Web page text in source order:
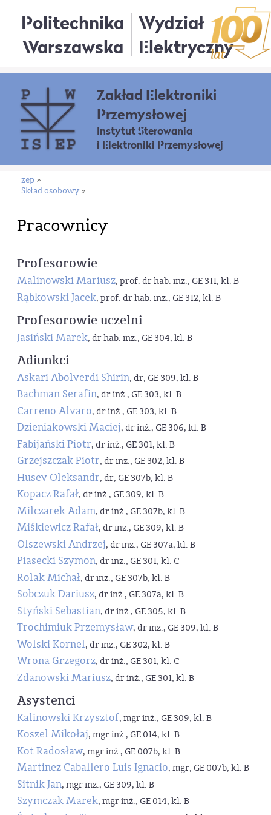
Politechnika
Warszawska
Wydział
Elektryczny
Zakład Elektroniki
Przemysłowej
Instytut Sterowania
i Elektroniki Przemysłowej
zep »
Skład osobowy »
Pracownicy
Profesorowie
Malinowski Mariusz, prof. dr hab. inż., GE 311, kl. B
Rąbkowski Jacek, prof. dr hab. inż., GE 312, kl. B
Profesorowie uczelni
Jasiński Marek, dr hab. inż., GE 304, kl. B
Adiunkci
Askari Abolverdi Shirin, dr, GE 309, kl. B
Bachman Serafin, dr inż., GE 303, kl. B
Carreno Alvaro, dr inż., GE 303, kl. B
Dzieniakowski Maciej, dr inż., GE 306, kl. B
Fabijański Piotr, dr inż., GE 301, kl. B
Grzejszczak Piotr, dr inż., GE 302, kl. B
Husev Oleksandr, dr, GE 307b, kl. B
Kopacz Rafał, dr inż., GE 309, kl. B
Milczarek Adam, dr inż., GE 307b, kl. B
Miśkiewicz Rafał, dr inż., GE 309, kl. B
Olszewski Andrzej, dr inż., GE 307a, kl. B
Piasecki Szymon, dr inż., GE 301, kl. C
Rolak Michał, dr inż., GE 307b, kl. B
Sobczuk Dariusz, dr inż., GE 307a, kl. B
Styński Sebastian, dr inż., GE 305, kl. B
Trochimiuk Przemysław, dr inż., GE 309, kl. B
Wolski Kornel, dr inż., GE 302, kl. B
Wrona Grzegorz, dr inż., GE 301, kl. C
Zdanowski Mariusz, dr inż., GE 301, kl. B
Asystenci
Kalinowski Krzysztof, mgr inż., GE 309, kl. B
Koszel Mikołaj, mgr inż., GE 014, kl. B
Kot Radosław, mgr inż., GE 007b, kl. B
Martinez Caballero Luis Ignacio, mgr, GE 007b, kl. B
Sitnik Jan, mgr inż., GE 309, kl. B
Szymczak Marek, mgr inż., GE 014, kl. B